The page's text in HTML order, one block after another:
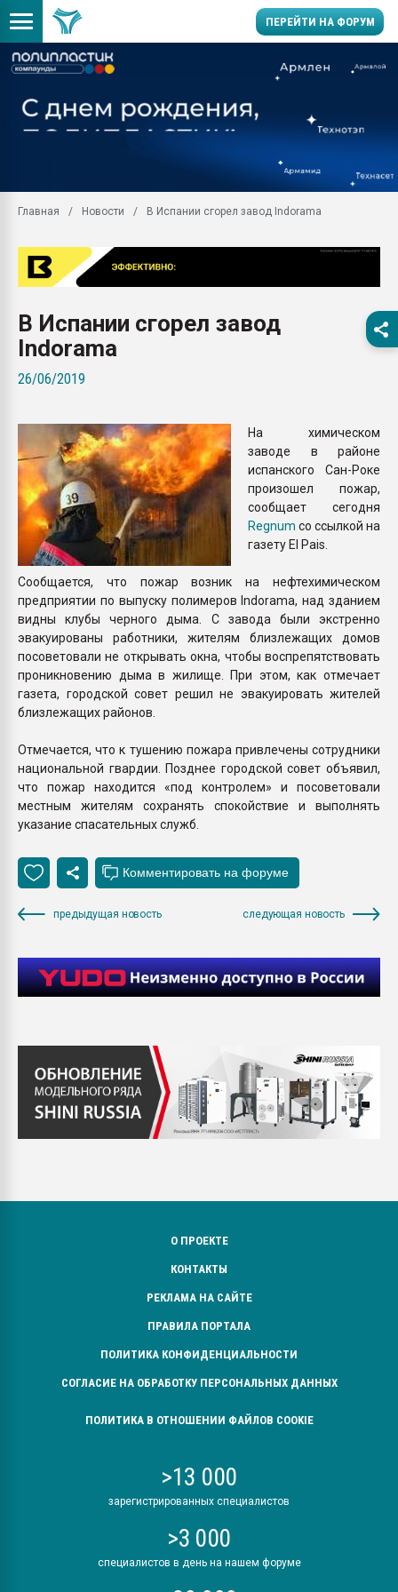
ПЕРЕЙТИ НА ФОРУМ
заводу пластмасс"
Помощь в подборе
Вакуум-формовочные
первый план в
пластмасс
бутылок
ПЕРЕЙТИ НА
Главная Новости В Испании сгорел завод Indorama
В Испании сгорел завод
Indorama
26/06/2019
На химическом
заводе в районе
испанского Сан-Роке
произошел пожар,
сообщает сегодня
Regnum со ссылкой на
газету El Pais.
Сообщается, что пожар возник на нефтехимическом
предприятии по выпуску полимеров Indorama, над зданием
видны клубы черного дыма. С завода были экстренно
эвакуированы работники, жителям близлежащих домов
посоветовали не открывать окна, чтобы воспрепятствовать
проникновению дыма в жилище. При этом, как отмечает
газета, городской совет решил не эвакуировать жителей
близлежащих районов.
Отмечается, что к тушению пожара привлечены сотрудники
национальной гвардии. Позднее городской совет объявил,
что пожар находится «под контролем» и посоветовали
местным жителям сохранять спокойствие и выполнять
указание спасательных служб.
предыдущая новость следующая новость
О ПРОЕКТЕ
КОНТАКТЫ
РЕКЛАМА НА САЙТЕ
ПРАВИЛА ПОРТАЛА
ПОЛИТИКА КОНФИДЕНЦИАЛЬНОСТИ
СОГЛАСИЕ НА ОБРАБОТКУ ПЕРСОНАЛЬНЫХ ДАННЫХ
ПОЛИТИКА В ОТНОШЕНИИ ФАЙЛОВ COOKIE
>13 000
зарегистрированных специалистов
>3 000
специалистов в день на нашем форуме